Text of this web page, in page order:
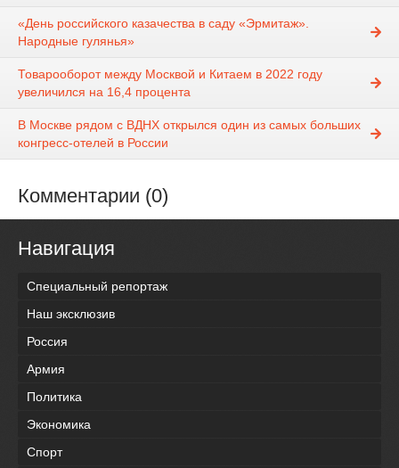
«День российского казачества в саду «Эрмитаж».
Народные гулянья»
Товарооборот между Москвой и Китаем в 2022 году
увеличился на 16,4 процента
В Москве рядом с ВДНХ открылся один из самых больших
конгресс-отелей в России
Комментарии (0)
Навигация
Специальный репортаж
Наш эксклюзив
Россия
Армия
Политика
Экономика
Спорт